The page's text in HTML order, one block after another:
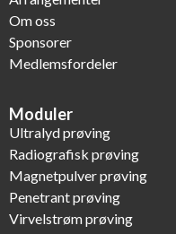
Om oss
Sponsorer
Medlemsfordeler
Moduler
Ultralyd prøving
Radiografisk prøving
Magnetpulver prøving
Penetrant prøving
Virvelstrøm prøving